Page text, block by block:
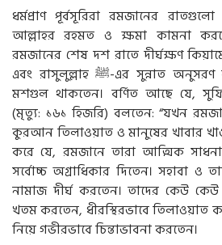
ধর্মপ্রাণ পূর্বসূরিরা রমজানের
আল্লাহর রহমত ও ক্ষমা কামনা
রমজানের শেষ দশ রাতে দীর্ঘক্ষণ
এবং রাসুলুল্লাহ ﷺ-এর সুন্নাত অনুসরণ করে রাত জেগে সালাতে
মশগুল থাকতেন। বর্ণিত আছে যে,
(মৃত্যু: ১৬১ হিজরি) বলতেন: “যখন
কুরআন তিলাওয়াত ও মানুষের খাবার
করে যে, রমজানে তারা আত্মিক
সর্বোচ্চ অগ্রাধিকার দিতেন। সহাবা ও
নামাজ দীর্ঘ করতেন। তাদের কেউ
খতম করতেন, ধীরস্থিরভাবে
নিয়ে গভীরভাবে চিন্তাভাবনা করতেন।